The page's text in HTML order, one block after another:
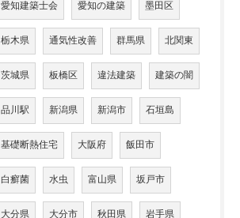
愛知建築士会 愛知の建築 墨田区
栃木県 通気性改善 群馬県 北関東
茨城県 板橋区 違法建築 建築の闇
品川駅 新潟県 新潟市 石垣島
基礎断熱住宅 大阪府 飯田市
白癬菌 水虫 富山県 坂戸市
大分県 大分市 秋田県 岩手県